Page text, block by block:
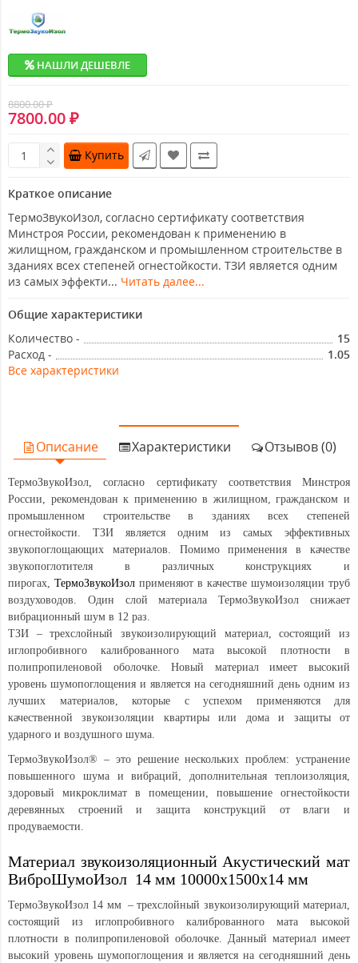
НАШЛИ ДЕШЕВЛЕ
8800.00 ₽
7800.00 ₽
Купить
Краткое описание
ТермоЗвукоИзол, согласно сертификату соответствия
Минстроя России, рекомендован к применению в
жилищном, гражданском и промышленном строительстве в
зданиях всех степеней огнестойкости. ТЗИ является одним
из самых эффекти... Читать далее...
Общие характеристики
Количество -
15
Расход -
1.05
Все характеристики
Описание Характеристики Отзывов (0)
ТермоЗвукоИзол, согласно сертификату соответствия Минстроя
России, рекомендован к применению в жилищном, гражданском и
промышленном строительстве в зданиях всех степеней
огнестойкости. ТЗИ является одним из самых эффективных
звукопоглощающих материалов. Помимо применения в качестве
звукопоглотителя в различных конструкциях и
пирогах, ТермоЗвукоИзол применяют в качестве шумоизоляции труб
воздуховодов. Один слой материала ТермоЗвукоИзол снижает
вибрационный шум в 12 раз.
ТЗИ – трехслойный звукоизолирующий материал, состоящий из
иглопробивного калиброванного мата высокой плотности в
полипропиленовой оболочке. Новый материал имеет высокий
уровень шумопоглощения и является на сегодняшний день одним из
лучших материалов, которые с успехом применяются для
качественной звукоизоляции квартиры или дома и защиты от
ударного и воздушного шума.
ТермоЗвукоИзол® – это решение нескольких проблем: устранение
повышенного шума и вибраций, дополнительная теплоизоляция,
здоровый микроклимат в помещении, повышение огнестойкости
деревянных строений и защита конструкций от влаги и
продуваемости.
Материал звукоизоляционный Акустический мат
ВиброШумоИзол 14 мм 10000х1500х14 мм
ТермоЗвукоИзол 14 мм – трехслойный звукоизолирующий материал,
состоящий из иглопробивного калиброванного мата высокой
плотности в полипропиленовой оболочке. Данный материал имеет
высокий уровень шумопоглощения и является на сегодняшний день